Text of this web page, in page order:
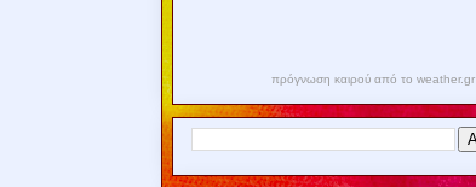
πρόγνωση καιρού από το weather.gr